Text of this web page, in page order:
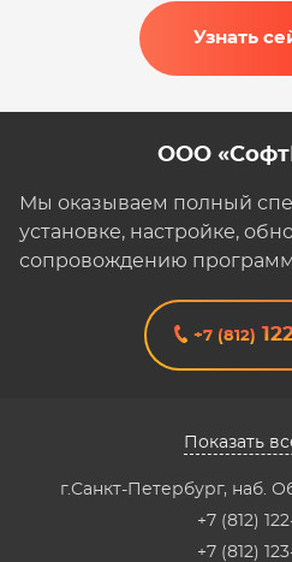
Узнать
ООО
Мы оказываем полный
установке, настройке,
сопровождению программ
+7 (812)
Показать
г.Санкт-Петербург, наб.
+7 (812)
+7 (812)